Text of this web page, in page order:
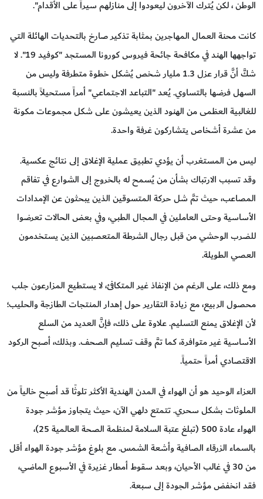
الوطن ، لكن يُترك الآخرون ليعودوا إلى منازلهم سيراً على الأقدام".
كانت محنة العمال المهاجرين بمثابة تذكير صارخ بالتحديات الهائلة التي
تواجهها الهند في مكافحة جائحة فيروس كورونا المستجد "كوفيد 19". لا
شكَّ أنَّ قرار عزل 1.3 مليار شخص يُشكل خطوة متطرفة وليس من
السهل فرضها بالتساوي. يُعد "التباعد الاجتماعي" أمراً مستحيلاً بالنسبة
للغالبية العظمى من الهنود الذين يعيشون على شكل مجموعات مكونة
من عشرة أشخاص يتشاركون غرفة واحدة.
ليس من المستغرب أن يؤدي تطبيق عملية الإغلاق إلى نتائج عكسية.
وقد تسبب الارتباك بشأن من يُسمح له بالخروج إلى الشوارع في تفاقم
المصاعب، حيث تمَّ شل حركة المتسوقين الذين يبحثون عن الإمدادات
الأساسية وحتى العاملين في المجال الطبي، وفي بعض الحالات تعرضوا
للضرب الوحشي من قبل رجال الشرطة المتعصبين الذين يستخدمون
العصي الطويلة.
ومع ذلك، على الرغم من الإنفاذ غير المتكافئ، لا يستطيع المزارعون جلب
محصول الربيع، مع زيادة التقارير حول إهدار المنتجات الطازجة والحليب؛
لأن الإغلاق يمنع التسليم. علاوة على ذلك، فإنَّ العديد من السلع
الأساسية غير متوافرة، كما تمَّ وقف تسليم الصحف. وبذلك، أصبح الركود
الاقتصادي أمراً حتمياً.
العزاء الوحيد هو أن الهواء في المدن الهندية الأكثر تلوثًا قد أصبح خالياً من
الملوثات بشكل سحري. تتمتع دلهي الآن، حيث يتجاوز مؤشر جودة
الهواء عادة 500 (تبلغ عتبة السلامة لمنظمة الصحة العالمية 25)،
بالسماء الزرقاء الصافية وأشعة الشمس. مع بلوغ مؤشر جودة الهواء أقل
من 30 في غالب الأحيان، وبعد سقوط أمطار غزيرة في الأسبوع الماضي،
فقد انخفض مؤشر الجودة إلى سبعة.